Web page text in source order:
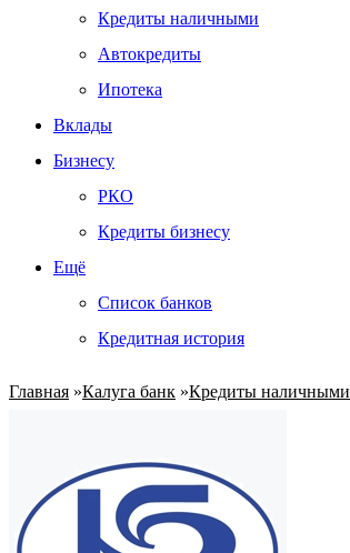
Кредиты наличными
Автокредиты
Ипотека
Вклады
Бизнесу
РКО
Кредиты бизнесу
Ещё
Список банков
Кредитная история
Главная »Калуга банк »Кредиты наличными